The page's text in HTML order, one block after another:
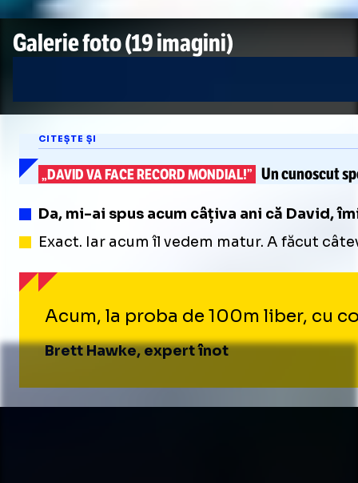
Galerie foto(19 imagini)
CITEȘTE ȘI
„DAVID VA FACE RECORD MONDIAL!” Un cunoscut
Da, mi-ai spus acum câțiva ani că David,
Exact. Iar acum îl vedem matur. A făcut
Acum, la proba de 100m liber, cu
Brett Hawke, expert înot